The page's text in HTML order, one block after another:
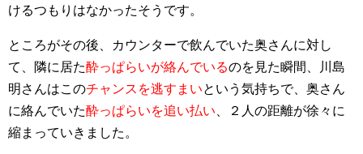
けるつもりはなかったそうです。
ところがその後、カウンターで飲んでいた奥さんに対し
て、隣に居た酔っぱらいが絡んでいるのを見た瞬間、川島
明さんはこのチャンスを逃すまいという気持ちで、奥さん
に絡んでいた酔っぱらいを追い払い 、２人の距離が徐々に
縮まっていきました。